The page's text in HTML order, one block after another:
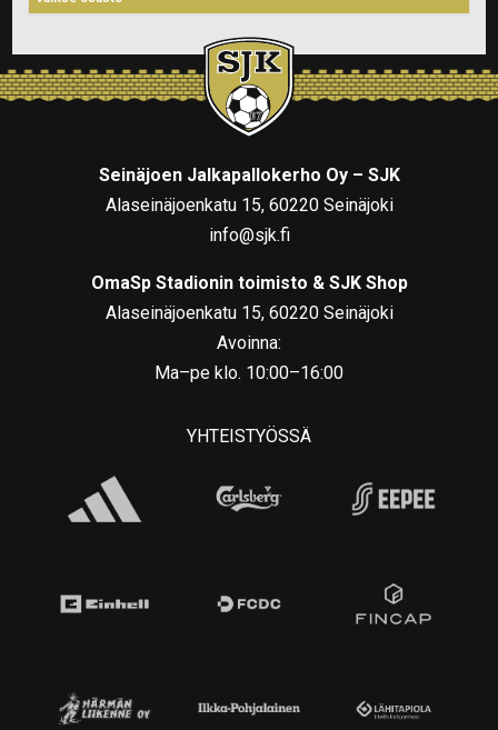
Seinäjoen Jalkapallokerho Oy – SJK
Alaseinäjoenkatu 15, 60220 Seinäjoki
info@sjk.fi
OmaSp Stadionin toimisto & SJK Shop
Alaseinäjoenkatu 15, 60220 Seinäjoki
Avoinna:
Ma–pe klo. 10:00–16:00
YHTEISTYÖSSÄ